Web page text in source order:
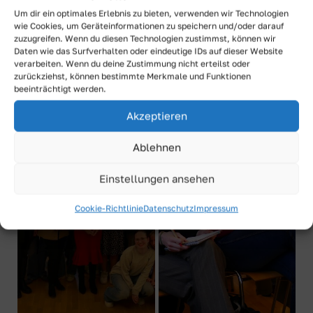
Um dir ein optimales Erlebnis zu bieten, verwenden wir Technologien
wie Cookies, um Geräteinformationen zu speichern und/oder darauf
zuzugreifen. Wenn du diesen Technologien zustimmst, können wir
Daten wie das Surfverhalten oder eindeutige IDs auf dieser Website
verarbeiten. Wenn du deine Zustimmung nicht erteilst oder
zurückziehst, können bestimmte Merkmale und Funktionen
beeinträchtigt werden.
Akzeptieren
Ablehnen
Einstellungen ansehen
Cookie-RichtlinieDatenschutzImpressum
in diesem Zusammenhang besonders
bedeutsam.“